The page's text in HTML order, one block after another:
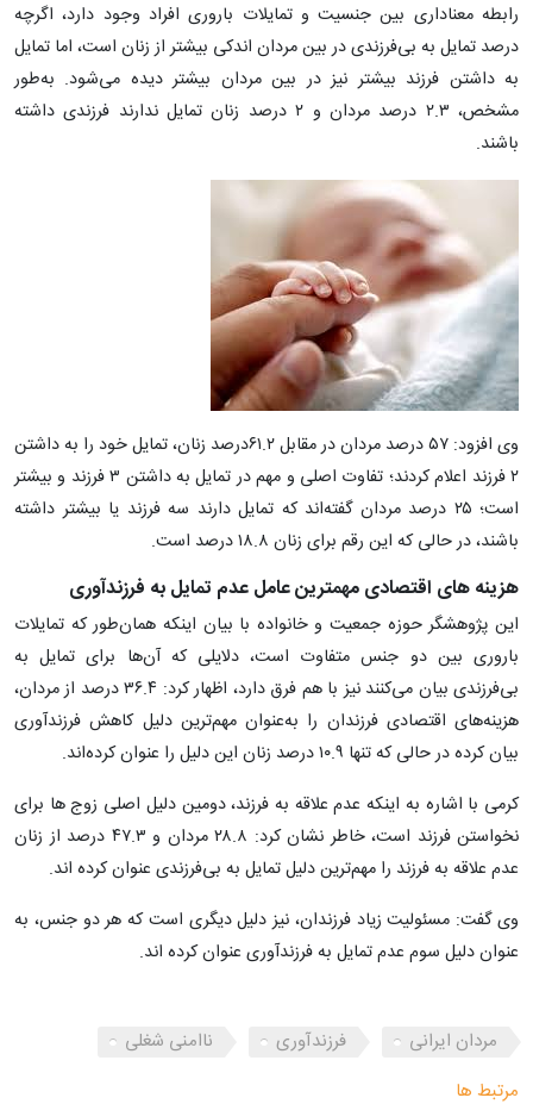
رابطه معناداری بین جنسیت و تمایلات باروری افراد وجود دارد، اگرچه
درصد تمایل به بی‌فرزندی در بین مردان اندکی بیشتر از زنان است، اما تمایل
به داشتن فرزند بیشتر نیز در بین مردان بیشتر دیده می‌شود. به‌طور
مشخص، ۲.۳ درصد مردان و ۲ درصد زنان تمایل ندارند فرزندی داشته
باشند.
وی افزود: ۵۷ درصد مردان در مقابل ۶۱.۲درصد زنان، تمایل خود را به داشتن
۲ فرزند اعلام کردند؛ تفاوت اصلی و مهم در تمایل به داشتن ۳ فرزند و بیشتر
است؛ ۲۵ درصد مردان گفته‌اند که تمایل دارند سه فرزند یا بیشتر داشته
باشند، در حالی که این رقم برای زنان ۱۸.۸ درصد است.
هزینه های اقتصادی مهمترین عامل عدم تمایل به فرزندآوری
این پژوهشگر حوزه جمعیت و خانواده با بیان اینکه همان‌طور که تمایلات
باروری بین دو جنس متفاوت است، دلایلی که آن‌ها برای تمایل به
بی‌فرزندی بیان می‌کنند نیز با هم فرق دارد، اظهار کرد: ۳۶.۴ درصد از مردان،
هزینه‌های اقتصادی فرزندان را به‌عنوان مهم‌ترین دلیل کاهش فرزندآوری
بیان کرده در حالی که تنها ۱۰.۹ درصد زنان این دلیل را عنوان کرده‌اند.
کرمی با اشاره به اینکه عدم علاقه به فرزند، دومین دلیل اصلی زوج ها برای
نخواستن فرزند است، خاطر نشان کرد: ۲۸.۸ مردان و ۴۷.۳ درصد از زنان
عدم علاقه به فرزند را مهم‌ترین دلیل تمایل به بی‌فرزندی عنوان کرده اند.
وی گفت: مسئولیت زیاد فرزندان، نیز دلیل دیگری است که هر دو جنس، به
عنوان دلیل سوم عدم تمایل به فرزندآوری عنوان کرده اند.
مردان ایرانی فرزندآوری
ناامنی شغلی
مرتبط ها